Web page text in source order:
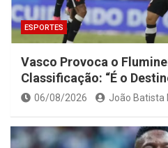
ESPORTES
Vasco Provoca o
Classificação: “É o
06/08/2026 João Batista